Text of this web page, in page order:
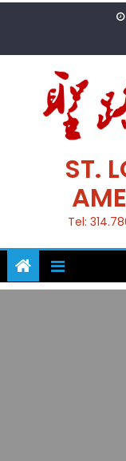
ST.
Tel: